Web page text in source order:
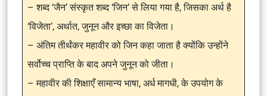
– शब्द ‘जैन’ संस्कृत शब्द ‘जिन’ से लिया गया है, जिसका अर्थ है
‘विजेता’, अर्थात, जुनून और इच्छा का विजेता।
– अंतिम तीर्थंकर महावीर को जिन कहा जाता है क्योंकि उन्होंने
सर्वोच्च प्राप्ति के बाद अपने जुनून को जीता।
– महावीर की शिक्षाएँ सामान्य भाषा, अर्ध मागधी, के उपयोग के